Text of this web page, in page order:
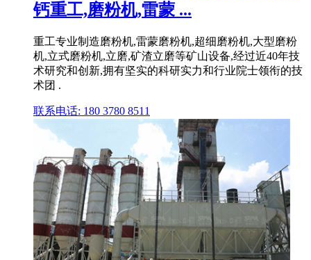
钙重工,磨粉机,雷蒙 ...
重工专业制造磨粉机,雷蒙磨粉机,超细磨粉机,大型磨粉
机,立式磨粉机,立磨,矿渣立磨等矿山设备,经过近40年技
术研究和创新,拥有坚实的科研实力和行业院士领衔的技
术团 .
联系电话: 180 3780 8511